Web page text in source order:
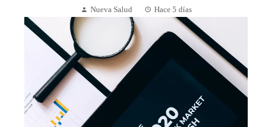
Nueva Salud Hace 5 días